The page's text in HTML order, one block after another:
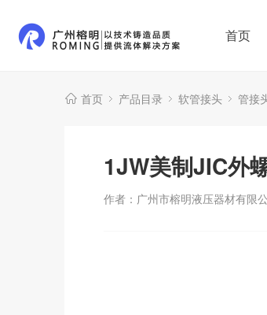
首页
首页 产品目录 软管接头 管接
1JW美制JIC外
作者：广州市榕明液压器材有限